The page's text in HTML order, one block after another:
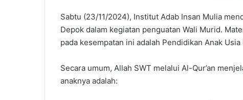
Sabtu (23/11/2024), Institut Adab Insan Mulia
Depok dalam kegiatan penguatan Wali Murid.
pada kesempatan ini adalah Pendidikan Anak Usia
Secara umum, Allah SWT melalui Al-Qur’an
anaknya adalah: